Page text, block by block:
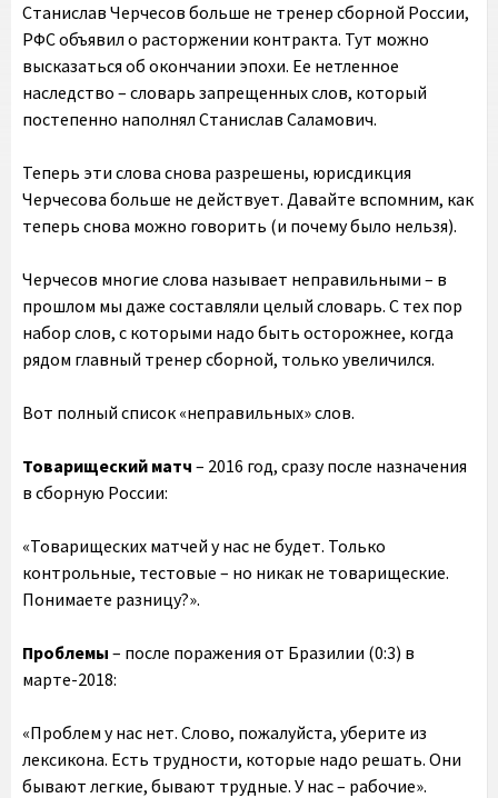
Станислав Черчесов больше не тренер сборной России,
РФС объявил о расторжении контракта. Тут можно
высказаться об окончании эпохи. Ее нетленное
наследство – словарь запрещенных слов, который
постепенно наполнял Станислав Саламович.
Теперь эти слова снова разрешены, юрисдикция
Черчесова больше не действует. Давайте вспомним, как
теперь снова можно говорить (и почему было нельзя).
Черчесов многие слова называет неправильными – в
прошлом мы даже составляли целый словарь. С тех пор
набор слов, с которыми надо быть осторожнее, когда
рядом главный тренер сборной, только увеличился.
Вот полный список «неправильных» слов.
Товарищеский матч – 2016 год, сразу после назначения
в сборную России:
«Товарищеских матчей у нас не будет. Только
контрольные, тестовые – но никак не товарищеские.
Понимаете разницу?».
Проблемы – после поражения от Бразилии (0:3) в
марте-2018:
«Проблем у нас нет. Слово, пожалуйста, уберите из
лексикона. Есть трудности, которые надо решать. Они
бывают легкие, бывают трудные. У нас – рабочие».